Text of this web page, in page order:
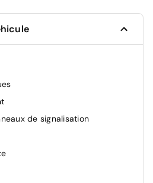
de signalisation
à la distance)